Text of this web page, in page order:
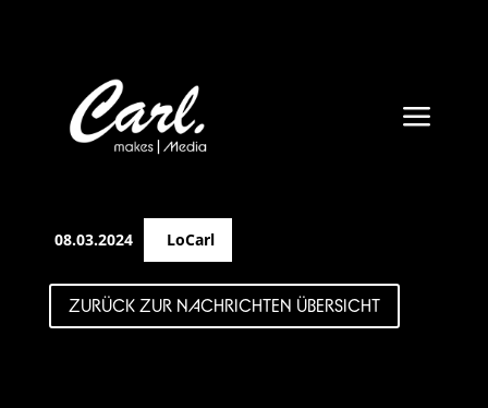
a
08.03.2024 LoCarl
ZURÜCK ZUR NACHRICHTEN ÜBERSICHT